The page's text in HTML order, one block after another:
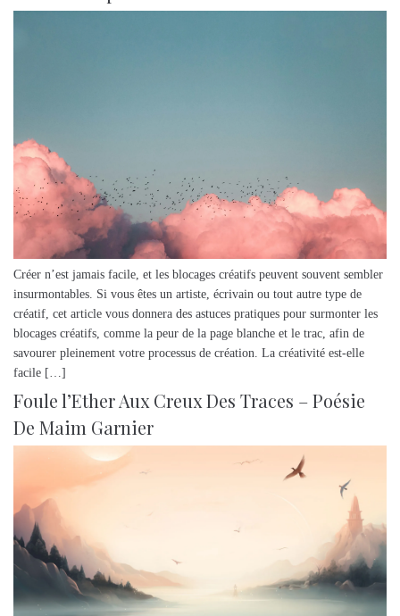
Créer n’est jamais facile, et les blocages créatifs peuvent souvent sembler
insurmontables. Si vous êtes un artiste, écrivain ou tout autre type de
créatif, cet article vous donnera des astuces pratiques pour surmonter les
blocages créatifs, comme la peur de la page blanche et le trac, afin de
savourer pleinement votre processus de création. La créativité est-elle
facile […]
Foule l’Ether Aux Creux Des Traces – Poésie
De Maim Garnier